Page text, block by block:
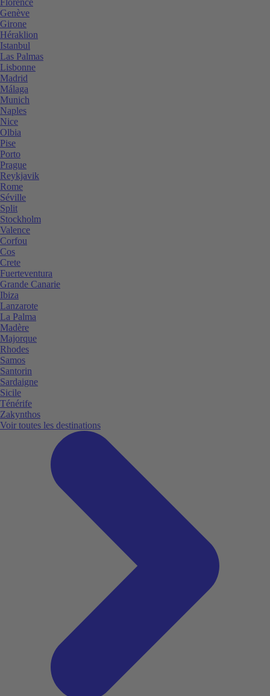
Genève
Girone
Héraklion
Istanbul
Las Palmas
Lisbonne
Madrid
Málaga
Munich
Naples
Nice
Olbia
Pise
Porto
Prague
Reykjavik
Rome
Séville
Split
Stockholm
Valence
Corfou
Cos
Crete
Fuerteventura
Grande Canarie
Ibiza
Lanzarote
La Palma
Madère
Majorque
Rhodes
Samos
Santorin
Sardaigne
Sicile
Ténérife
Zakynthos
Voir toutes les destinations